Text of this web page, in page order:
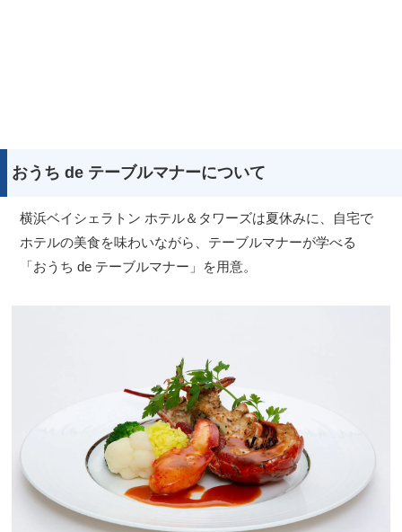
おうち de テーブルマナーについて
横浜ベイシェラトン ホテル＆タワーズは夏休みに、自宅で
ホテルの美食を味わいながら、テーブルマナーが学べる
「おうち de テーブルマナー」を用意。